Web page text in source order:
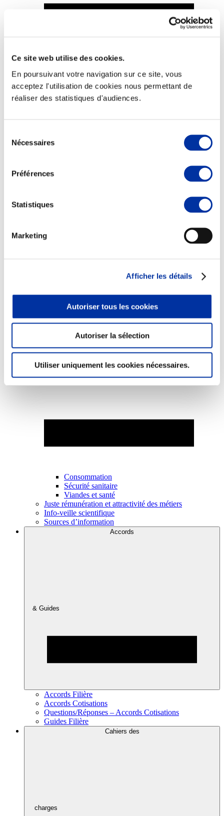
Ce site web utilise des cookies.
En poursuivant votre navigation sur ce site, vous
acceptez l'utilisation de cookies nous permettant de
réaliser des statistiques d'audiences.
Nécessaires
Préférences
Statistiques
Marketing
Afficher les détails
Autoriser tous les cookies
Autoriser la sélection
Utiliser uniquement les cookies nécessaires.
Viande et climat
Valorisation de l’herbe
Autonomie des élevages
Qualité air, eau, sols
Economie de ressources
Abattoir
Partenaire Climat
Consommation
Sécurité sanitaire
Viandes et santé
Juste rémunération et attractivité des métiers
Info-veille scientifique
Sources d’information
Accords
& Guides
Accords Filière
Accords Cotisations
Questions/Réponses – Accords Cotisations
Guides Filière
Cahiers des
charges